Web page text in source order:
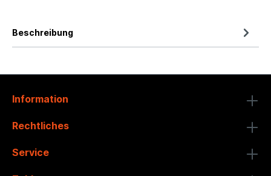
Beschreibung
Information
Rechtliches
Service